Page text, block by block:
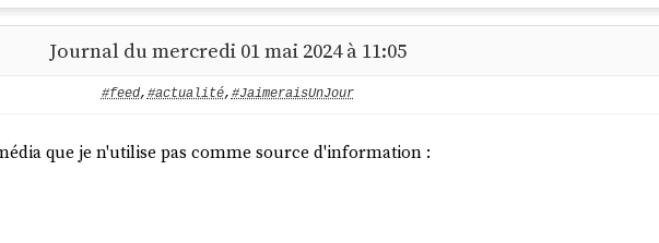
Journal du mercredi 01 mai 2024 à 11:05
#feed, #actualité, #JaimeraisUnJour
que je n'utilise pas comme source d'information :